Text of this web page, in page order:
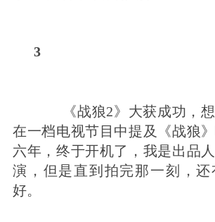
3
《战狼2》大获成功，想
在一档电视节目中提及《战狼
六年，终于开机了，我是出品
演，但是直到拍完那一刻，
好。